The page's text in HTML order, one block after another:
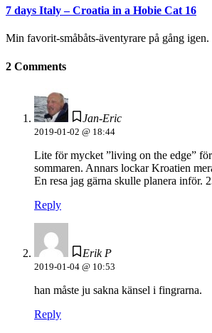
7 days Italy – Croatia in a Hobie Cat 16
Min favorit-småbåts-äventyrare på gång igen.
2 Comments
Jan-Eric
2019-01-02 @ 18:44
Lite för mycket ”living on the edge”
sommaren. Annars lockar Kroatien
En resa jag gärna skulle planera inför.
Reply
Erik P
2019-01-04 @ 10:53
han måste ju sakna känsel i fingrarna.
Reply